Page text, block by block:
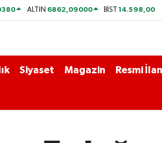
ALTIN 6862,09000 BİST14.598,00
Siyaset Magazin Resmi